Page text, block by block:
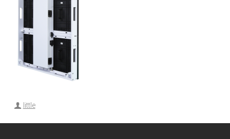
little